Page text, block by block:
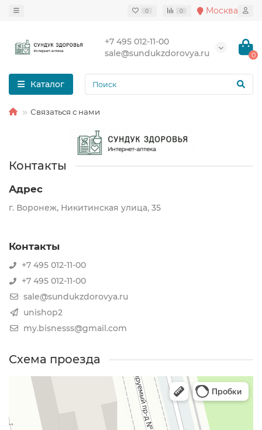
0 0 Москва
+7 495 012-11-00
sale@sundukzdorovya.ru
0
Каталог
Связаться с нами
Контакты
Адрес
г. Воронеж, Никитинская улица, 35
Контакты
+7 495 012-11-00
+7 495 012-11-00
sale@sundukzdorovya.ru
unishop2
my.bisnesss@gmail.com
Схема проезда